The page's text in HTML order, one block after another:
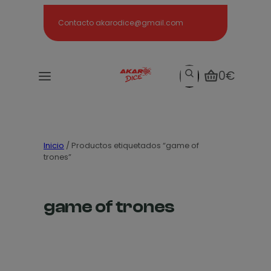
Contacto akarodice@gmail.com
Search0€
Inicio / Productos etiquetados “game of
trones”
game of trones